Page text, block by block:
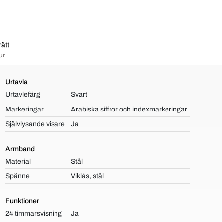
Urtavla
Urtavlefärg
Svart
Markeringar
Arabiska siffror och indexmarkeringar
Självlysande visare
Ja
Armband
Material
Stål
Spänne
Viklås, stål
Funktioner
24 timmarsvisning
Ja